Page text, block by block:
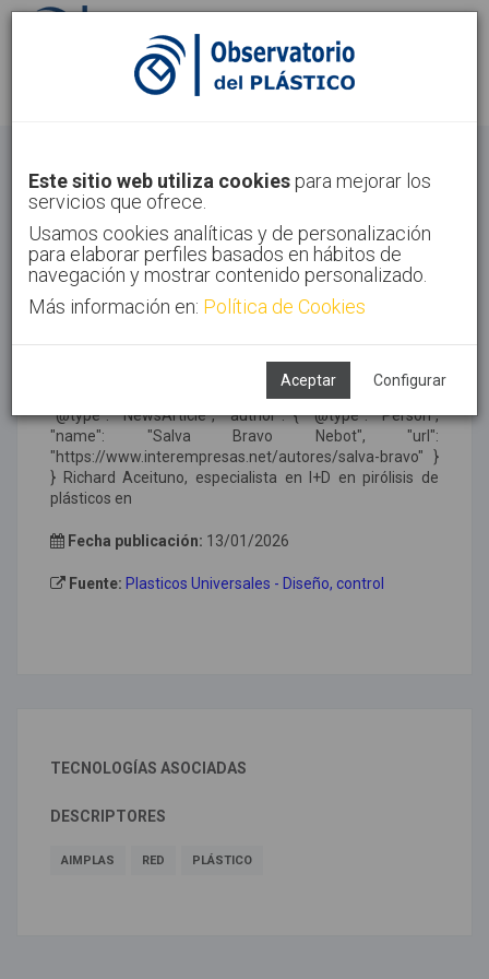
Identifícate Regístrate
Inicio Noticias
Este sitio web utiliza cookies para mejorar los
servicios que ofrece.
Usamos cookies analíticas y de personalización
para elaborar perfiles basados en hábitos de
navegación y mostrar contenido personalizado.
Más información en: Política de Cookies
Aceptar Configurar
@aimplas Entrevista a Richard
Aceituno, especialista en I+D
en pirólisis de plásticos en GSF
pplication/ld+json"> { "@context": "https://schema.org",
"@type": "NewsArticle", "author": { "@type": "Person",
"name": "Salva Bravo Nebot", "url":
"https://www.interempresas.net/autores/salva-bravo" }
} Richard Aceituno, especialista en I+D en pirólisis de
plásticos en
Fecha publicación: 13/01/2026
Fuente: Plasticos Universales - Diseño, control
TECNOLOGÍAS ASOCIADAS
DESCRIPTORES
AIMPLAS RED PLÁSTICO